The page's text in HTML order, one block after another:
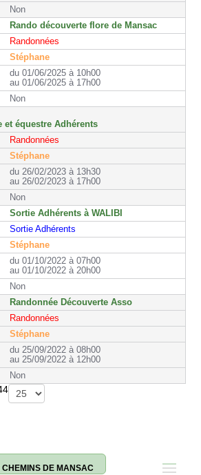
CHEMINS DE MANSAC
Non
Rando découverte flore de Mansac
Randonnées
Stéphane
du 01/06/2025 à 10h00
au 01/06/2025 à 17h00
Non
et équestre Adhérents
Randonnées
Stéphane
du 26/02/2023 à 13h30
au 26/02/2023 à 17h00
Non
Sortie Adhérents à WALIBI
Sortie Adhérents
Stéphane
du 01/10/2022 à 07h00
au 01/10/2022 à 20h00
Non
Randonnée Découverte Asso
Randonnées
Stéphane
du 25/09/2022 à 08h00
au 25/09/2022 à 12h00
Non